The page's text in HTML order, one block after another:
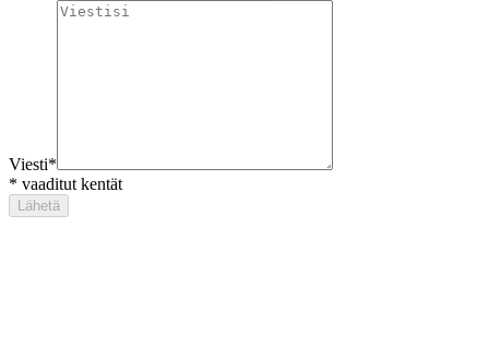
Viesti*
* vaaditut kentät